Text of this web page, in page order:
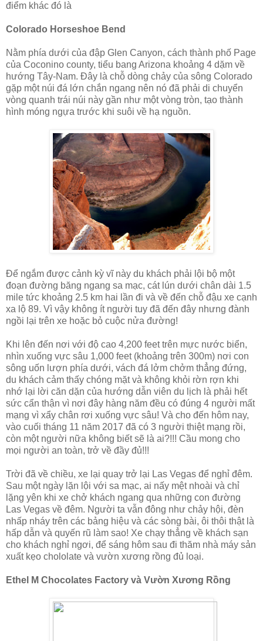
điểm khác đó là
Colorado Horseshoe Bend
Nằm phía dưới của đập Glen Canyon, cách thành phố Page
của Coconino county, tiểu bang Arizona khoảng 4 dặm về
hướng Tây-Nam. Đây là chỗ dòng chảy của sông Colorado
gặp một núi đá lớn chắn ngang nên nó đã phải di chuyển
vòng quanh trái núi này gần như một vòng tròn, tạo thành
hình móng ngựa trước khi suôi về hạ nguồn.
Để ngắm được cảnh kỳ vĩ này du khách phải lội bộ một
đoạn đường băng ngang sa mạc, cát lún dưới chân dài 1.5
mile tức khoảng 2.5 km hai lần đi và về đến chỗ đậu xe cạnh
xa lộ 89. Vì vậy không ít người tuy đã đến đây nhưng đành
ngồi lại trên xe hoặc bỏ cuộc nửa đường!
Khi lên đến nơi với độ cao 4,200 feet trên mực nước biển,
nhìn xuống vực sâu 1,000 feet (khoảng trên 300m) nơi con
sông uốn lượn phía dưới, vách đá lởm chởm thẳng đứng,
du khách cảm thấy chóng mặt và không khỏi rờn rợn khi
nhớ lại lời căn dặn của hướng dẫn viên du lịch là phải hết
sức cẩn thận vì nơi đây hàng năm đều có đúng 4 người mất
mạng vì xẩy chân rơi xuống vực sâu! Và cho đến hôm nay,
vào cuối tháng 11 năm 2017 đã có 3 người thiệt mạng rồi,
còn một người nữa không biết sẽ là ai?!!! Cầu mong cho
mọi người an toàn, trở về đầy đủ!!!
Trời đã về chiều, xe lại quay trở lại Las Vegas để nghỉ đêm.
Sau một ngày lặn lội với sa mạc, ai nấy mệt nhoài và chỉ
lặng yên khi xe chở khách ngang qua những con đường
Las Vegas về đêm. Người ta vẫn đông như chảy hội, đèn
nhấp nháy trên các bảng hiệu và các sòng bài, ôi thôi thật là
hấp dẫn và quyến rũ làm sao! Xe chạy thẳng về khách sạn
cho khách nghỉ ngơi, để sáng hôm sau đi thăm nhà máy sản
xuất kẹo chololate và vườn xương rồng đủ loại.
Ethel M Chocolates Factory và Vườn Xương Rồng